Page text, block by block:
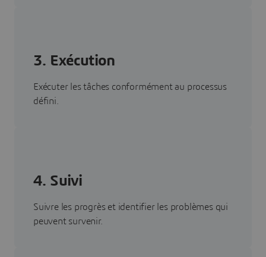
3. Exécution
Exécuter les tâches conformément au processus
défini.
4. Suivi
Suivre les progrès et identifier les problèmes qui
peuvent survenir.